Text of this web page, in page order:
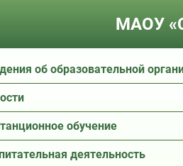
МАОУ
об образовательной
обучение
деятельность